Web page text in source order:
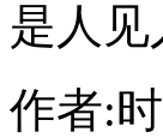
是人
作者: